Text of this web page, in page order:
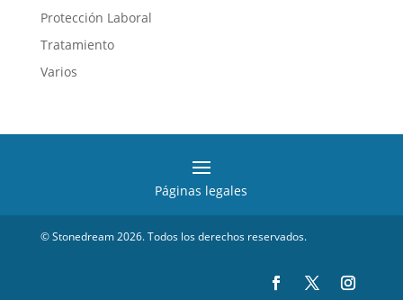
Protección Laboral
Tratamiento
Varios
Páginas legales
© Stonedream 2026. Todos los derechos reservados.